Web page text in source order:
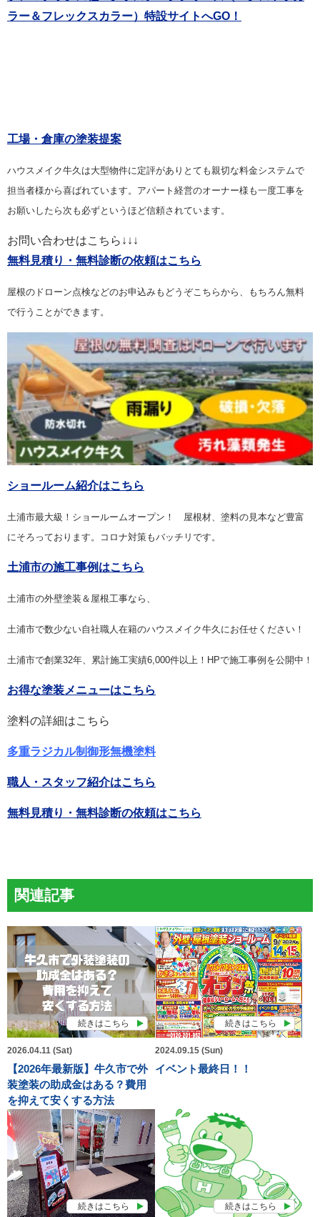
ラー＆フレックスカラー）特設サイトへGO！
工場・倉庫の塗装提案
ハウスメイク牛久は大型物件に定評がありとても親切な料金システムで
担当者様から喜ばれています。アパート経営のオーナー様も一度工事を
お願いしたら次も必ずというほど信頼されています。
お問い合わせはこちら↓↓↓
無料見積り・無料診断の依頼はこちら
屋根のドローン点検などのお申込みもどうぞこちらから、もちろん無料
で行うことができます。
ショールーム紹介はこちら
土浦市最大級！ショールームオープン！ 屋根材、塗料の見本など豊富
にそろっております。コロナ対策もバッチリです。
土浦市の施工事例はこちら
土浦市の外壁塗装＆屋根工事なら、
土浦市で数少ない自社職人在籍のハウスメイク牛久にお任せください！
土浦市で創業32年、累計施工実績6,000件以上！HPで施工事例を公開中！
お得な塗装メニューはこちら
塗料の詳細はこちら
多重ラジカル制御形無機塗料
職人・スタッフ紹介はこちら
無料見積り・無料診断の依頼はこちら
関連記事
続きはこちら
2026.04.11 (Sat)
【2026年最新版】牛久市で外
装塗装の助成金はある？費用
を抑えて安くする方法
続きはこちら
2024.09.15 (Sun)
イベント最終日！！
続きはこちら 続きはこちら